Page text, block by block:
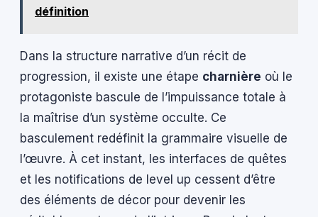
définition
Dans la structure narrative d’un récit de
progression, il existe une étape charnière où le
protagoniste bascule de l’impuissance totale à
la maîtrise d’un système occulte. Ce
basculement redéfinit la grammaire visuelle de
l’œuvre. À cet instant, les interfaces de quêtes
et les notifications de level up cessent d’être
des éléments de décor pour devenir les